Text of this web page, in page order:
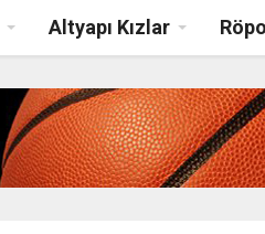
Altyapı Kızlar